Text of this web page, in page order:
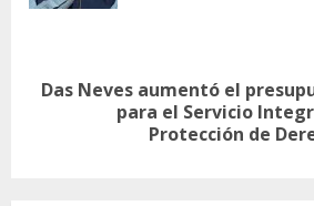
Siguiente
Das Neves aumentó el
para el Servicio
Protección de